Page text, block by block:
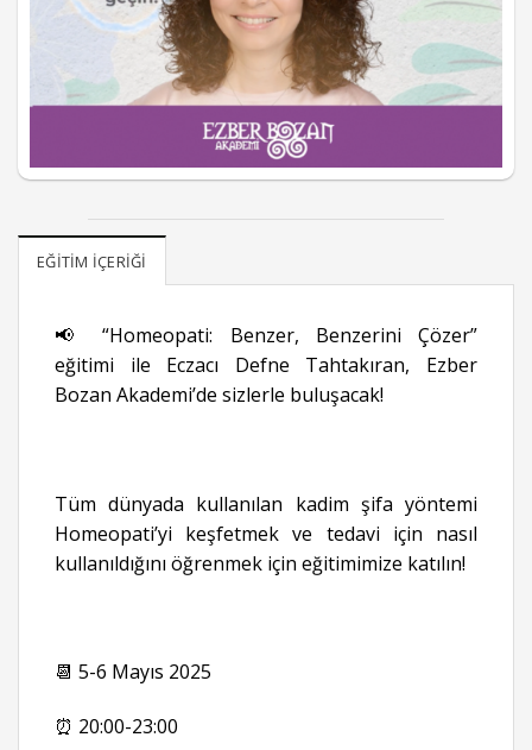
EĞITIM İÇERIĞI
📢 “Homeopati: Benzer, Benzerini Çözer”
eğitimi ile Eczacı Defne Tahtakıran, Ezber
Bozan Akademi’de sizlerle buluşacak!
Tüm dünyada kullanılan kadim şifa yöntemi
Homeopati’yi keşfetmek ve tedavi için nasıl
kullanıldığını öğrenmek için eğitimimize katılın!
📆 5-6 Mayıs 2025
⏰ 20:00-23:00